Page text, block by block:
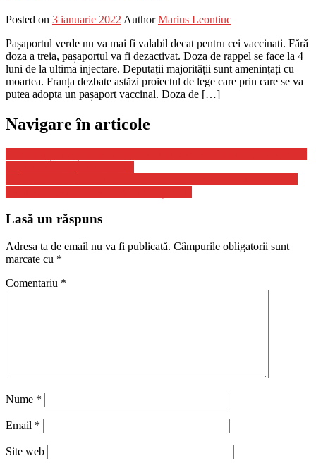
Posted on 3 ianuarie 2022 Author Marius Leontiuc
Pașaportul verde nu va mai fi valabil decat pentru cei vaccinati. Fără
doza a treia, pașaportul va fi dezactivat. Doza de rappel se face la 4
luni de la ultima injectare. Deputații majorității sunt amenințați cu
moartea. Franța dezbate astăzi proiectul de lege care prin care se va
putea adopta un pașaport vaccinal. Doza de […]
Navigare în articole
Lasă un răspuns
Adresa ta de email nu va fi publicată. Câmpurile obligatorii sunt
marcate cu *
Comentariu *
Nume *
Email *
Site web